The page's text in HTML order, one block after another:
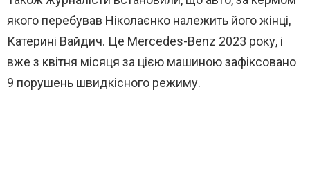
якого перебував Ніколаєнко належить його жінці,
Катерині Вайдич. Це Mercedes-Benz 2023 року, і
вже з квітня місяця за цією машиною зафіксовано
9 порушень швидкісного режиму.